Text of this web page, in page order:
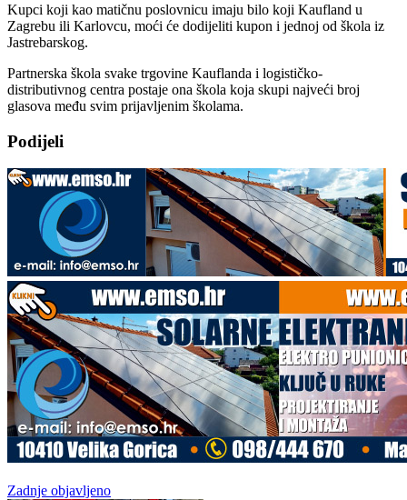
Kupci koji kao matičnu poslovnicu imaju bilo koji Kaufland u
Zagrebu ili Karlovcu, moći će dodijeliti kupon i jednoj od škola iz
Jastrebarskog.
Partnerska škola svake trgovine Kauflanda i logističko-
distributivnog centra postaje ona škola koja skupi najveći broj
glasova među svim prijavljenim školama.
Podijeli
Zadnje objavljeno